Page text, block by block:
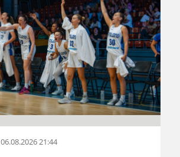
06.08.2026 21:44